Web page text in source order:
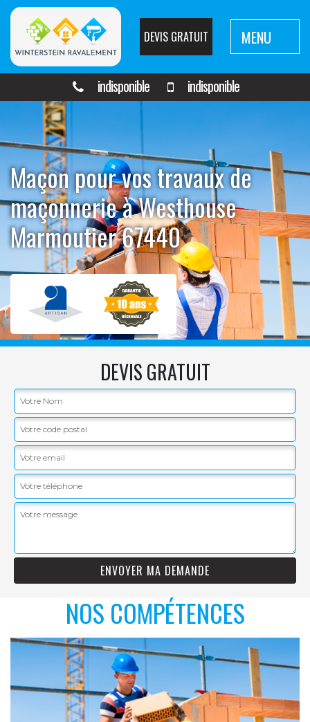
DEVIS GRATUIT MENU
indisponible indisponible
Maçon pour vos travaux de
maçonnerie à Westhouse
Marmoutier 67440
DEVIS GRATUIT
NOS COMPÉTENCES